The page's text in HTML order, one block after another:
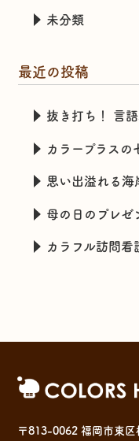
未分類
最近の投稿
抜き打ち！ 言語聴
カラープラスの
思い出溢れる海
母の日のプレゼ
カラフル訪問看護ステー
〒813-0062 福岡市東区